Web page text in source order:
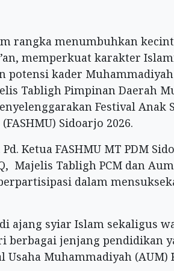
rangka menumbuhkan
memperkuat karakter
potensi kader
Tabligh Pimpinan Daerah
Festival Anak
Sidoarjo 2026.
Ketua FASHMU MT PDM
Majelis Tabligh PCM dan
dalam
ajang syiar Islam sekaligus
berbagai jenjang pendidikan
Muhammadiyah (AUM)